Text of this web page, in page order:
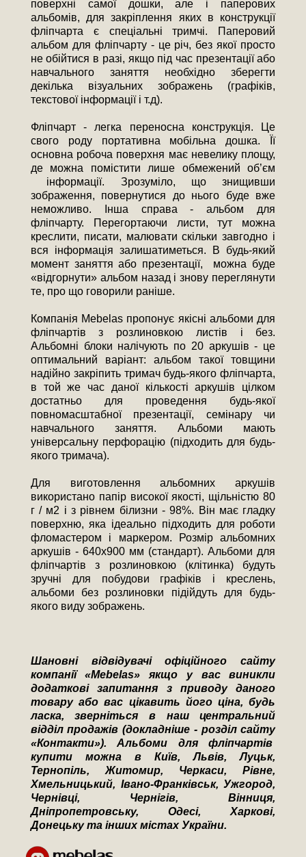
поверхні самої дошки, але і паперових
альбомів, для закріплення яких в конструкції
фліпчарта є спеціальні тримчі. Паперовий
альбом для фліпчарту - це річ, без якої просто
не обійтися в разі, якщо під час презентації або
навчального заняття необхідно зберегти
декілька візуальних зображень (графіків,
текстової інформації і т.д).
Фліпчарт - легка переносна конструкція. Це
свого роду портативна мобільна дошка. Її
основна робоча поверхня має невелику площу,
де можна помістити лише обмежений об’єм
інформації. Зрозуміло, що знищивши
зображення, повернутися до нього буде вже
неможливо. Інша справа - альбом для
фліпчарту. Перегортаючи листи, тут можна
креслити, писати, малювати скільки завгодно і
вся інформація залишатиметься. В будь-який
момент заняття або презентації, можна буде
«відгорнути» альбом назад і знову переглянути
те, про що говорили раніше.
Компанія Mebelas пропонує якісні альбоми для
фліпчартів з розлиновкою листів і без.
Альбомні блоки налічують по 20 аркушів - це
оптимальний варіант: альбом такої товщини
надійно закріпить тримач будь-якого фліпчарта,
в той же час даної кількості аркушів цілком
достатньо для проведення будь-якої
повномасштабної презентації, семінару чи
навчального заняття. Альбоми мають
універсальну перфорацію (підходить для будь-
якого тримача).
Для виготовлення альбомних аркушів
використано папір високої якості, щільністю 80
г / м2 і з рівнем білизни - 98%. Він має гладку
поверхню, яка ідеально підходить для роботи
фломастером і маркером. Розмір альбомних
аркушів - 640х900 мм (стандарт). Альбоми для
фліпчартів з розлиновкою (клітинка) будуть
зручні для побудови графіків і креслень,
альбоми без розлиновки підійдуть для будь-
якого виду зображень.
Шановні відвідувачі офіційного сайту
компанії «Mebelas» якщо у вас виникли
додаткові запитання з приводу даного
товару або вас цікавить його ціна, будь
ласка, зверніться в наш центральний
відділ продажів (докладніше - розділ сайту
«Контакти»). Альбоми для фліпчартів
купити можна в Київ, Львів, Луцьк,
Тернопіль, Житомир, Черкаси, Рівне,
Хмельницький, Івано-Франківськ, Ужгород,
Чернівці, Чернігів, Вінниця,
Дніпропетровську, Одесі, Харкові,
Донецьку та інших містах України.